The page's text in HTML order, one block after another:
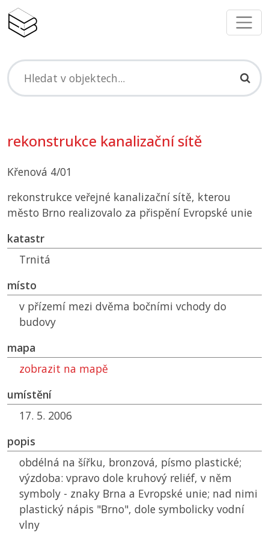
rekonstrukce kanalizační sítě
Křenová 4/01
rekonstrukce veřejné kanalizační sítě, kterou
město Brno realizovalo za přispění Evropské unie
katastr
Trnitá
místo
v přízemí mezi dvěma bočními vchody do
budovy
mapa
zobrazit na mapě
umístění
17. 5. 2006
popis
obdélná na šířku, bronzová, písmo plastické;
výzdoba: vpravo dole kruhový reliéf, v něm
symboly - znaky Brna a Evropské unie; nad nimi
plastický nápis "Brno", dole symbolicky vodní
vlny